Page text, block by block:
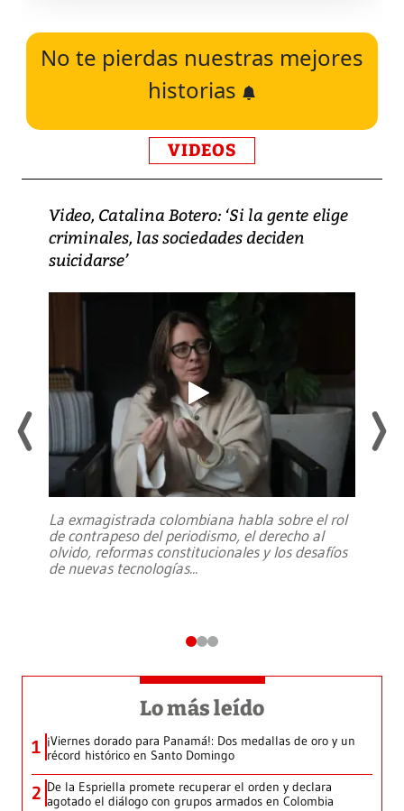
No te pierdas nuestras mejores
historias
VIDEOS
Video, Catalina Botero: ‘Si la gente elige
criminales, las sociedades deciden
suicidarse’
La exmagistrada colombiana habla sobre el rol
de contrapeso del periodismo, el derecho al
olvido, reformas constitucionales y los desafíos
de nuevas tecnologías...
Lo más leído
1 ¡Viernes dorado para Panamá!: Dos medallas de oro y un
récord histórico en Santo Domingo
2 De la Espriella promete recuperar el orden y declara
agotado el diálogo con grupos armados en Colombia